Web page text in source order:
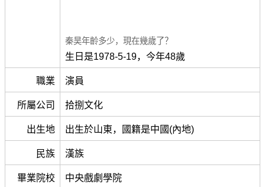
秦昊年齡多少，現在幾歲了？
生日是1978-5-19，今年48歲
職業 演員
所屬公司 拾捌文化
出生地 出生於山東，國籍是中國(內地)
民族 漢族
畢業院校 中央戲劇學院